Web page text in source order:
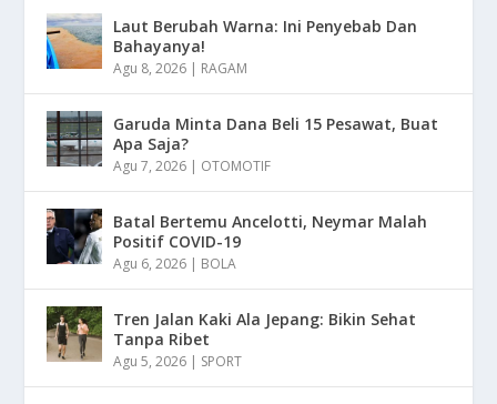
Laut Berubah Warna: Ini Penyebab Dan
Bahayanya!
Agu 8, 2026 | RAGAM
Garuda Minta Dana Beli 15 Pesawat, Buat
Apa Saja?
Agu 7, 2026 | OTOMOTIF
Batal Bertemu Ancelotti, Neymar Malah
Positif COVID-19
Agu 6, 2026 | BOLA
Tren Jalan Kaki Ala Jepang: Bikin Sehat
Tanpa Ribet
Agu 5, 2026 | SPORT